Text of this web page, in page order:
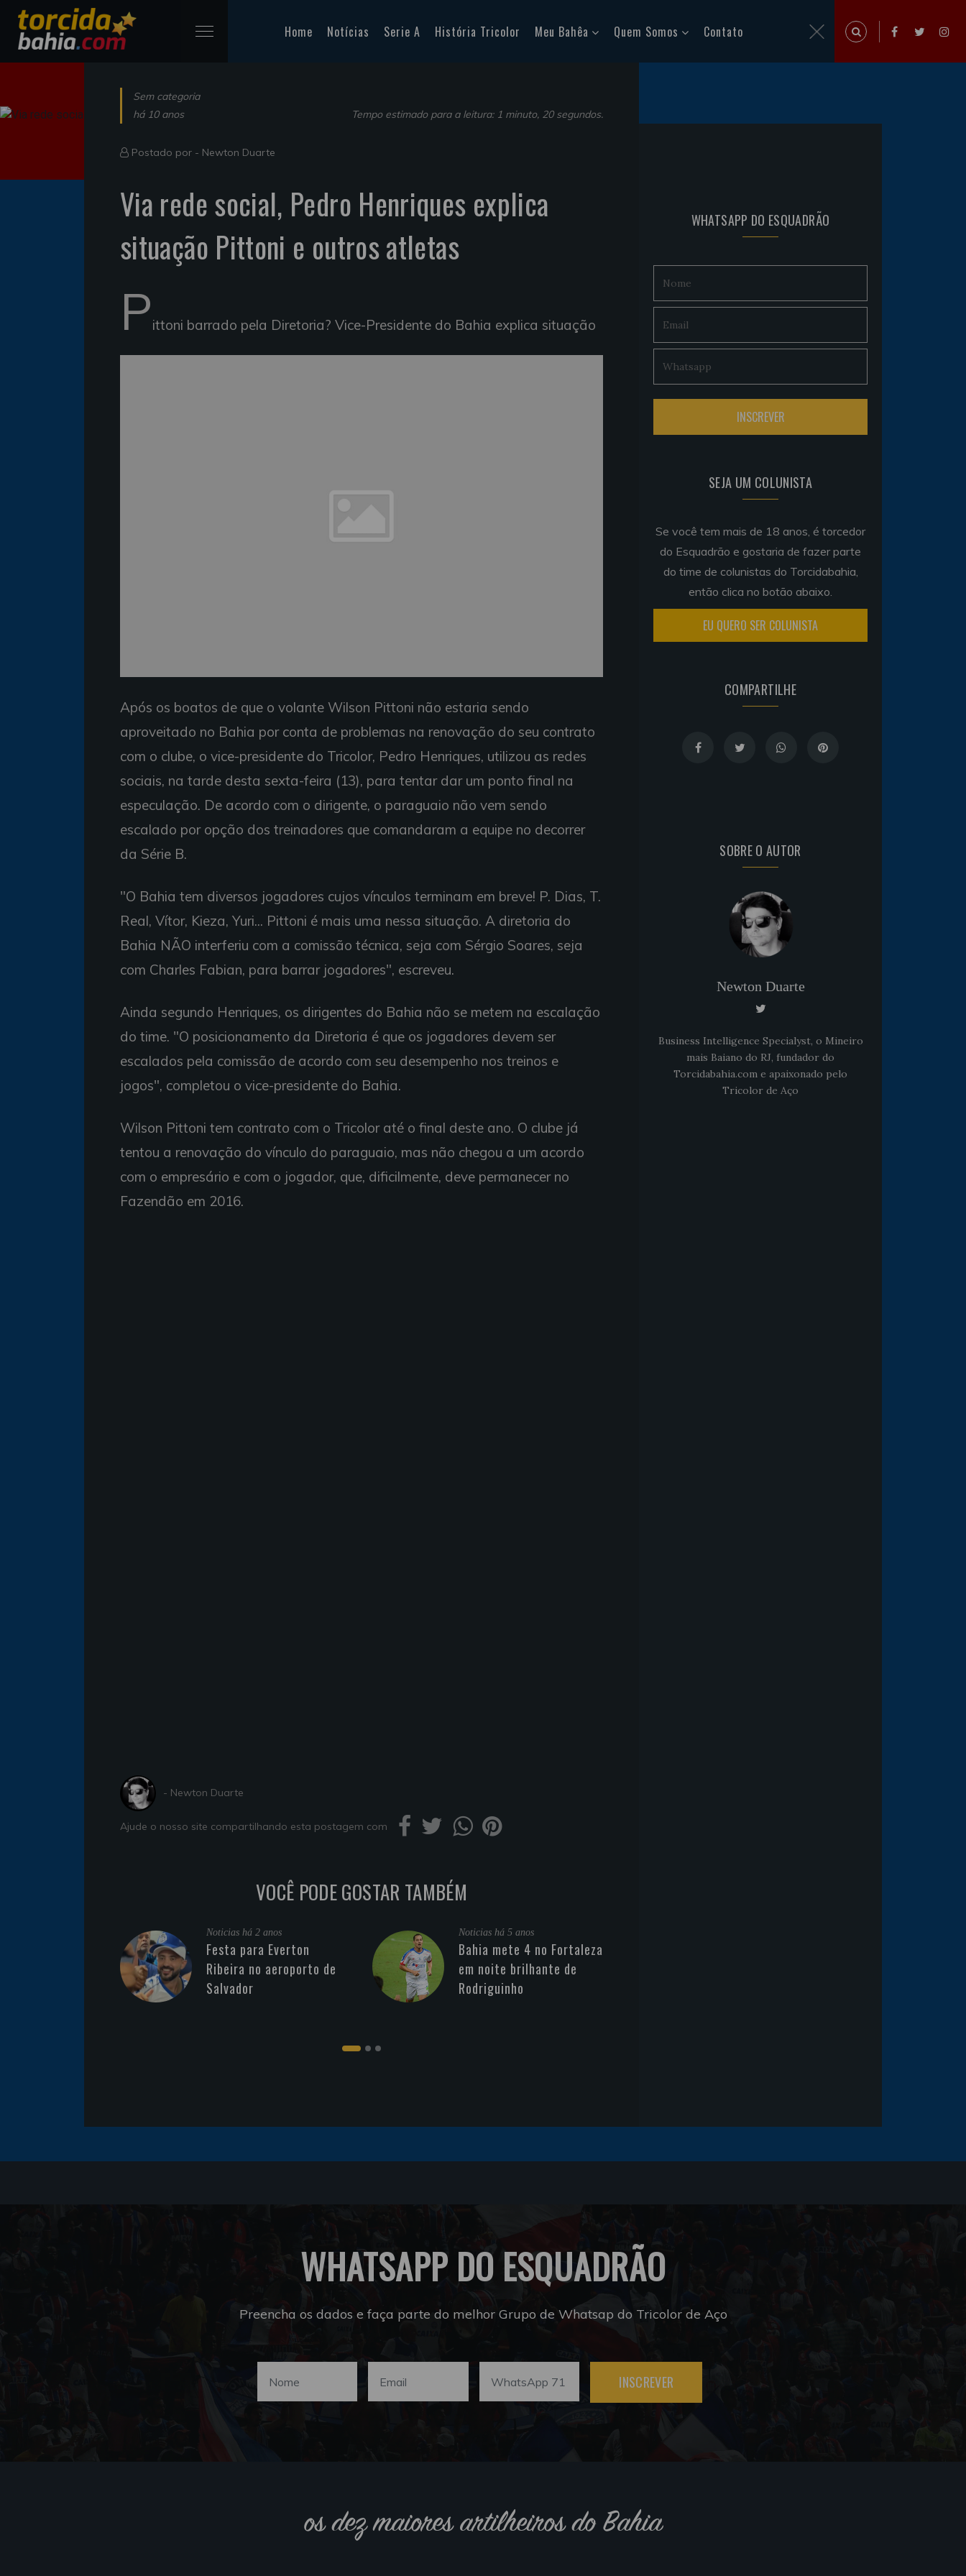
Home Notícias Serie A História Tricolor Meu Bahêa Quem Somos Contato
Sem categoria
há 10 anos
Tempo estimado para a leitura: 1 minuto, 20 segundos.
Postado por - Newton Duarte
Via rede social, Pedro Henriques explica
situação Pittoni e outros atletas
Pittoni barrado pela Diretoria? Vice-Presidente do Bahia explica situação
Após os boatos de que o volante Wilson Pittoni não estaria sendo
aproveitado no Bahia por conta de problemas na renovação do seu contrato
com o clube, o vice-presidente do Tricolor, Pedro Henriques, utilizou as redes
sociais, na tarde desta sexta-feira (13), para tentar dar um ponto final na
especulação. De acordo com o dirigente, o paraguaio não vem sendo
escalado por opção dos treinadores que comandaram a equipe no decorrer
da Série B.
"O Bahia tem diversos jogadores cujos vínculos terminam em breve! P. Dias, T.
Real, Vítor, Kieza, Yuri... Pittoni é mais uma nessa situação. A diretoria do
Bahia NÃO interferiu com a comissão técnica, seja com Sérgio Soares, seja
com Charles Fabian, para barrar jogadores", escreveu.
Ainda segundo Henriques, os dirigentes do Bahia não se metem na escalação
do time. "O posicionamento da Diretoria é que os jogadores devem ser
escalados pela comissão de acordo com seu desempenho nos treinos e
jogos", completou o vice-presidente do Bahia.
Wilson Pittoni tem contrato com o Tricolor até o final deste ano. O clube já
tentou a renovação do vínculo do paraguaio, mas não chegou a um acordo
com o empresário e com o jogador, que, dificilmente, deve permanecer no
Fazendão em 2016.
- Newton Duarte
Ajude o nosso site compartilhando esta postagem com
VOCÊ PODE GOSTAR TAMBÉM
Noticias há 2 anos
Festa para Everton
Ribeira no aeroporto de
Salvador
Noticias há 5 anos
Bahia mete 4 no Fortaleza
em noite brilhante de
Rodriguinho
WHATSAPP DO ESQUADRÃO
SEJA UM COLUNISTA
Se você tem mais de 18 anos, é torcedor
do Esquadrão e gostaria de fazer parte
do time de colunistas do Torcidabahia,
então clica no botão abaixo.
EU QUERO SER COLUNISTA
COMPARTILHE
SOBRE O AUTOR
Newton Duarte
Business Intelligence Specialyst, o Mineiro
mais Baiano do RJ, fundador do
Torcidabahia.com e apaixonado pelo
Tricolor de Aço
WHATSAPP DO ESQUADRÃO
Preencha os dados e faça parte do melhor Grupo de Whatsap do Tricolor de Aço
INSCREVER
os dez maiores artilheiros do Bahia